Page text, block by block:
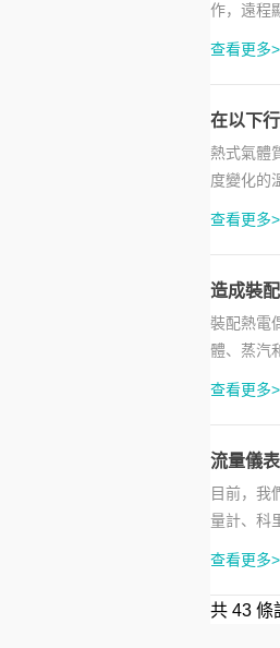
作，遠程
查看更多
在以下
熱式氣體
度變化的
查看更多
造成裝
裝配熱電
體、蒸汽
查看更多
流量儀
目前，我
量計、科
查看更多
共 43 條